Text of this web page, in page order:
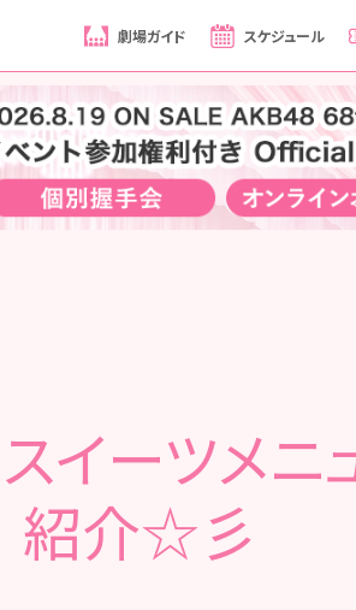
劇場ガイド スケジュール
イーツメニ
紹介☆彡